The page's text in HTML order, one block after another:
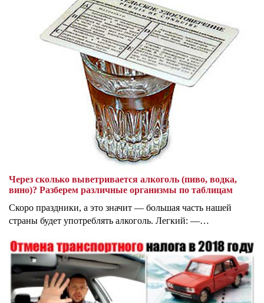
Через сколько выветривается алкоголь (пиво, водка,
вино)? Разберем различные организмы по таблицам
Скоро праздники, а это значит — большая часть нашей
страны будет употреблять алкоголь. Легкий: —…